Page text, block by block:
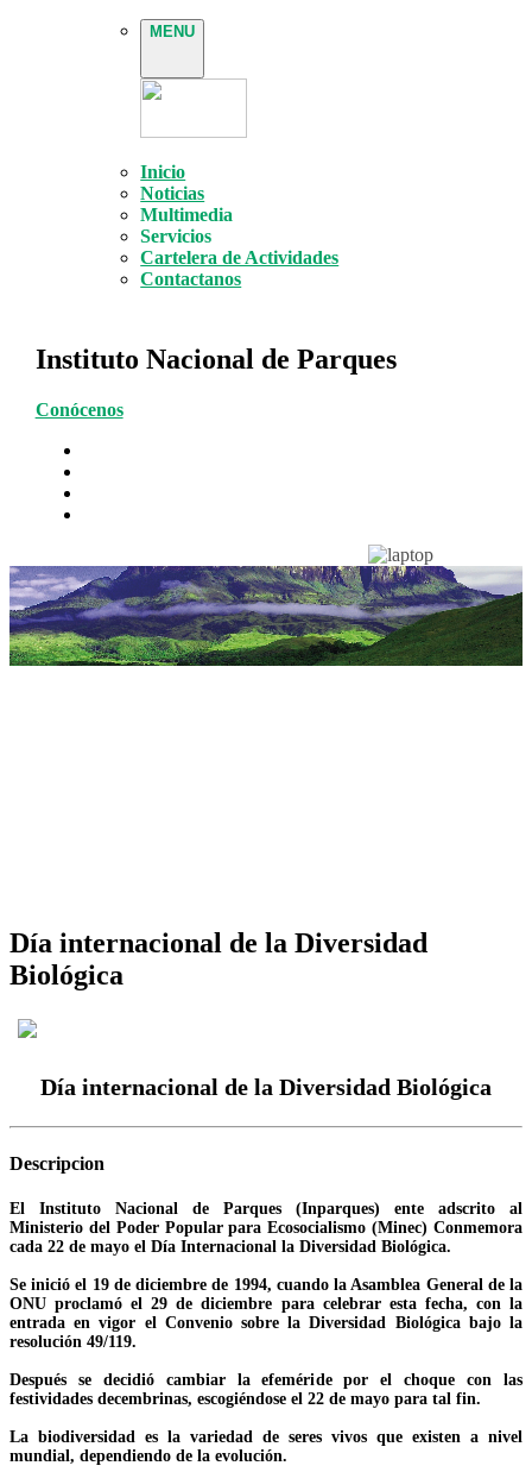
MENU
Inicio
Noticias
Multimedia
Servicios
Cartelera de Actividades
Contactanos
Instituto Nacional de Parques
Conócenos
Día internacional de la Diversidad
Biológica
Día internacional de la Diversidad Biológica
Descripcion
El Instituto Nacional de Parques (Inparques) ente adscrito al
Ministerio del Poder Popular para Ecosocialismo (Minec) Conmemora
cada 22 de mayo el Día Internacional la Diversidad Biológica.
Se inició el 19 de diciembre de 1994, cuando la Asamblea General de la
ONU proclamó el 29 de diciembre para celebrar esta fecha, con la
entrada en vigor el Convenio sobre la Diversidad Biológica bajo la
resolución 49/119.
Después se decidió cambiar la efeméride por el choque con las
festividades decembrinas, escogiéndose el 22 de mayo para tal fin.
La biodiversidad es la variedad de seres vivos que existen a nivel
mundial, dependiendo de la evolución.